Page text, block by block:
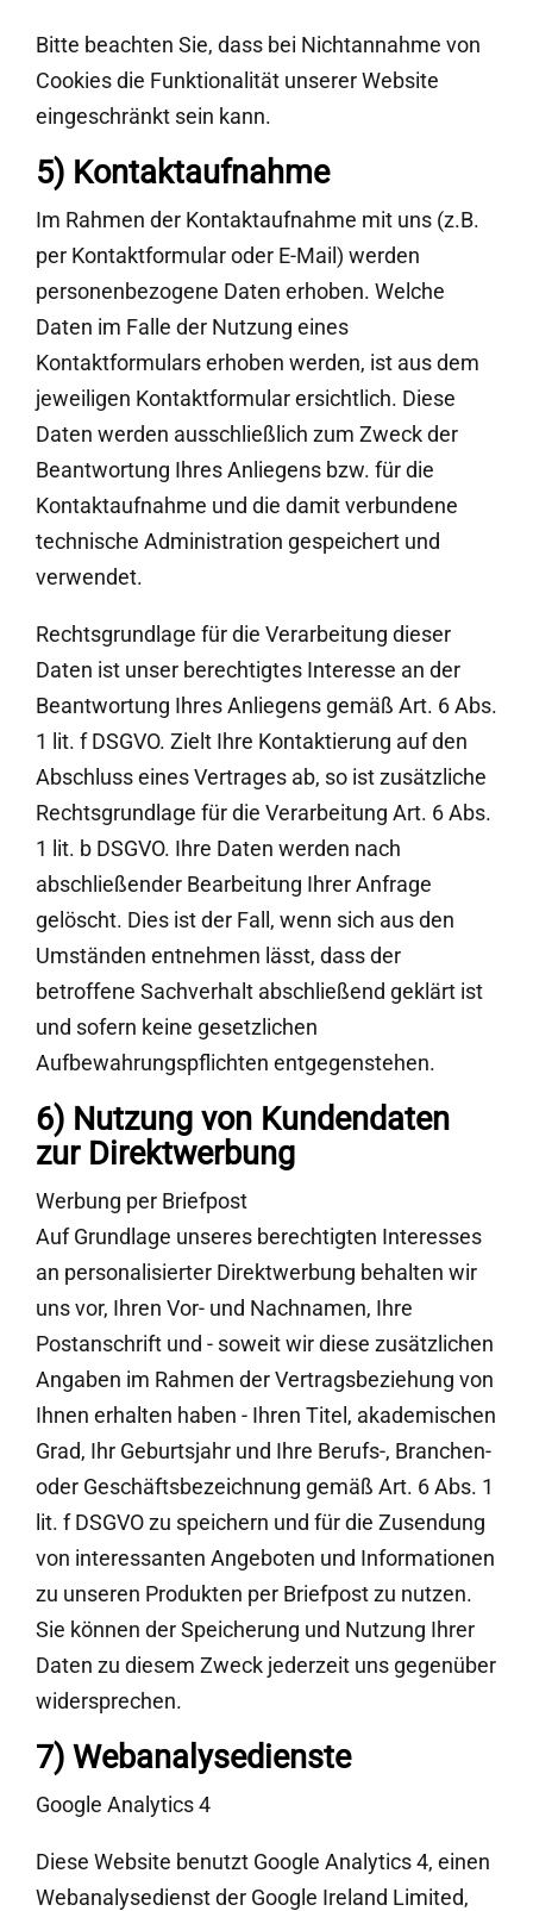
Bitte beachten Sie, dass bei Nichtannahme von
Cookies die Funktionalität unserer Website
eingeschränkt sein kann.
5) Kontaktaufnahme
Im Rahmen der Kontaktaufnahme mit uns (z.B.
per Kontaktformular oder E-Mail) werden
personenbezogene Daten erhoben. Welche
Daten im Falle der Nutzung eines
Kontaktformulars erhoben werden, ist aus dem
jeweiligen Kontaktformular ersichtlich. Diese
Daten werden ausschließlich zum Zweck der
Beantwortung Ihres Anliegens bzw. für die
Kontaktaufnahme und die damit verbundene
technische Administration gespeichert und
verwendet.
Rechtsgrundlage für die Verarbeitung dieser
Daten ist unser berechtigtes Interesse an der
Beantwortung Ihres Anliegens gemäß Art. 6 Abs.
1 lit. f DSGVO. Zielt Ihre Kontaktierung auf den
Abschluss eines Vertrages ab, so ist zusätzliche
Rechtsgrundlage für die Verarbeitung Art. 6 Abs.
1 lit. b DSGVO. Ihre Daten werden nach
abschließender Bearbeitung Ihrer Anfrage
gelöscht. Dies ist der Fall, wenn sich aus den
Umständen entnehmen lässt, dass der
betroffene Sachverhalt abschließend geklärt ist
und sofern keine gesetzlichen
Aufbewahrungspflichten entgegenstehen.
6) Nutzung von Kundendaten
zur Direktwerbung
Werbung per Briefpost
Auf Grundlage unseres berechtigten Interesses
an personalisierter Direktwerbung behalten wir
uns vor, Ihren Vor- und Nachnamen, Ihre
Postanschrift und - soweit wir diese zusätzlichen
Angaben im Rahmen der Vertragsbeziehung von
Ihnen erhalten haben - Ihren Titel, akademischen
Grad, Ihr Geburtsjahr und Ihre Berufs-, Branchen-
oder Geschäftsbezeichnung gemäß Art. 6 Abs. 1
lit. f DSGVO zu speichern und für die Zusendung
von interessanten Angeboten und Informationen
zu unseren Produkten per Briefpost zu nutzen.
Sie können der Speicherung und Nutzung Ihrer
Daten zu diesem Zweck jederzeit uns gegenüber
widersprechen.
7) Webanalysedienste
Google Analytics 4
Diese Website benutzt Google Analytics 4, einen
Webanalysedienst der Google Ireland Limited,